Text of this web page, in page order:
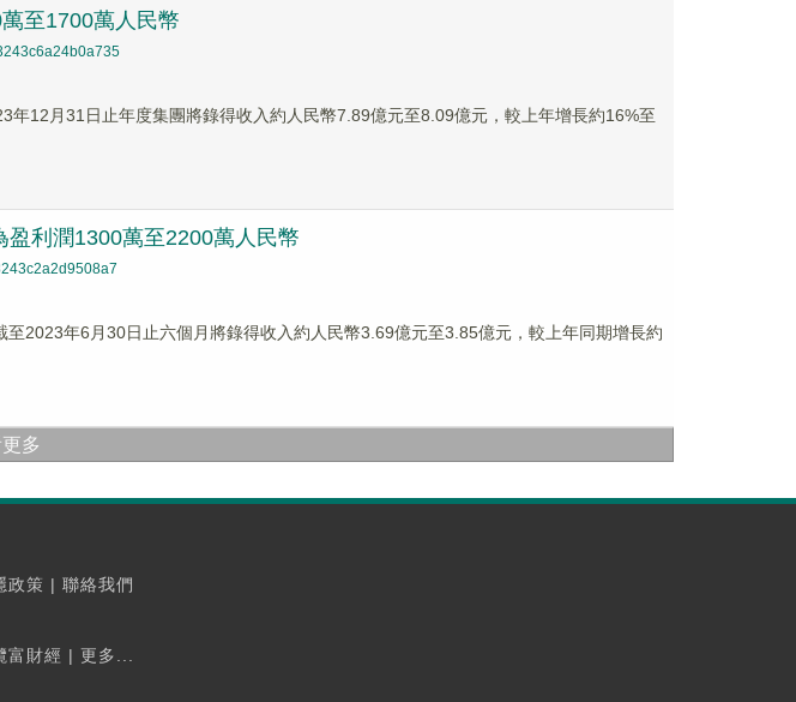
至1700萬人民幣
年12月31日止年度集團將錄得收入約人民幣7.89億元至8.09億元，較上年增長約16%至
盈利潤1300萬至2200萬人民幣
至2023年6月30日止六個月將錄得收入約人民幣3.69億元至3.85億元，較上年同期增長約
多
政策 | 聯絡我們
富財經 | 更多...